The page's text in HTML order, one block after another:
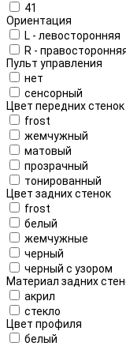
41
Ориентация
L - левосторонняя
R -
Пульт управления
нет
сенсорный
Цвет передних стенок
frost
жемчужный
матовый
прозрачный
тонированный
Цвет задних стенок
frost
белый
жемчужные
черный
черный с узором
Материал задних
акрил
стекло
Цвет профиля
белый